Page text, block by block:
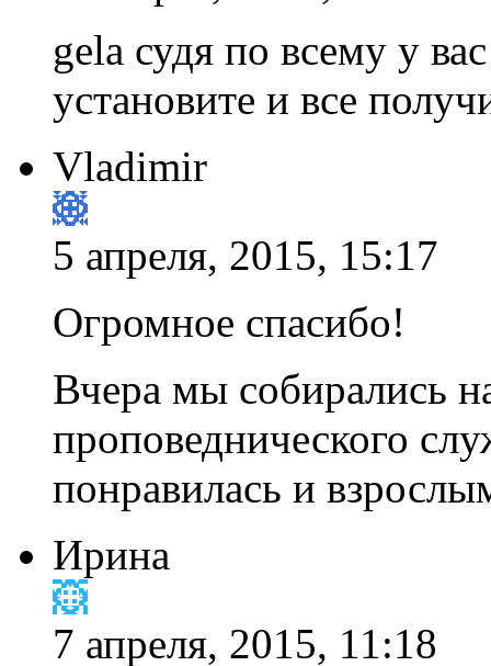
gela судя по всему у
установите и все
Vladimir
5 апреля, 2015, 15:17
Огромное спасибо!
Вчера мы собирались
проповеднического
понравилась и
Ирина
7 апреля, 2015, 11:18